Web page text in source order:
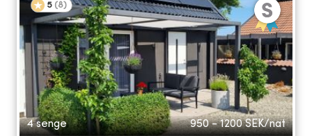
5 (8)
4 senge 950 - 1200 SEK/nat